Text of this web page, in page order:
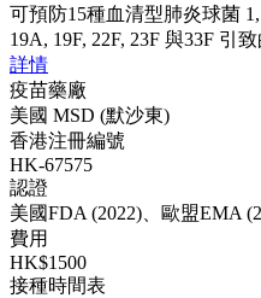
可預防15種血清型肺炎球菌 1,
19A, 19F, 22F, 23F 與33F 引
詳情
疫苗藥廠
美國 MSD (默沙東)
香港注冊編號
HK-67575
認證
美國FDA (2022)、歐盟EMA
費用
HK$1500
接種時間表